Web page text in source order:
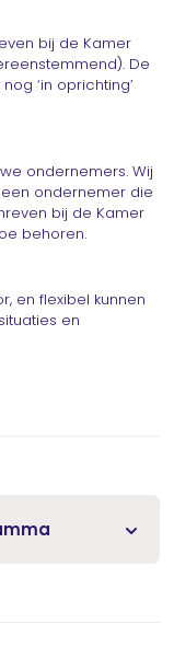
bij de Kamer
De
‘in oprichting’
ondernemers. Wij
ondernemer die
bij de Kamer
behoren.
en flexibel kunnen
en